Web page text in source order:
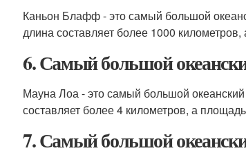
Каньон Блафф - это самый большой
длина составляет более 1000
6. Самый большой
Мауна Лоа - это самый большой
составляет более 4 километров, а
7. Самый большой